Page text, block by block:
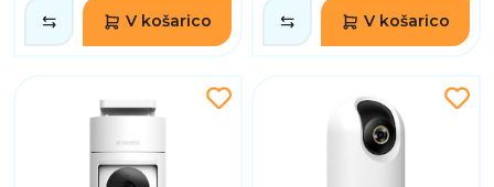
V košarico V košarico